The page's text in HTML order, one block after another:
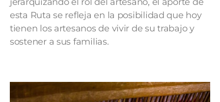
esta Ruta se refleja en la posibilidad que hoy
tienen los artesanos de vivir de su trabajo y
sostener a sus familias.